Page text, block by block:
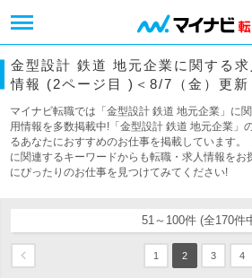
金型設計 鉄道 地元企業に関する
情報 (2ページ目 )＜8/7（金）更新
マイナビ転職では「金型設計 鉄道 地元企業」に
用情報を多数掲載中!「金型設計 鉄道 地元企業」
るあなたにおすすめのお仕事を掲載しています。
に関連するキーワードからも転職・求人情報をお
にぴったりのお仕事を見つけてみてください!
51～100件 (全170件
1 2 3 4